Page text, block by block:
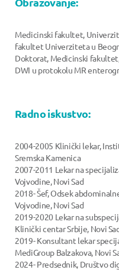
Medicinski fakultet,
fakultet Univerziteta u
Doktorat, Medicinski
DWI u protokolu MR
Radno iskustvo:
2004-2005 Klinički lekar,
Sremska Kamenica
2007-2011 Lekar na
Vojvodine, Novi Sad
2018- Šef, Odsek
Vojvodine, Novi Sad
2019-2020 Lekar na
Klinički centar Srbije, Novi
2019- Konsultant lekar
MediGroup Balzakova, Novi
2024- Predsednik, Društvo